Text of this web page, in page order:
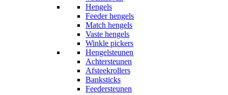
Hengels
Feeder hengels
Match hengels
Vaste hengels
Winkle pickers
Hengelsteunen
Achtersteunen
Afsteekrollers
Banksticks
Feedersteunen